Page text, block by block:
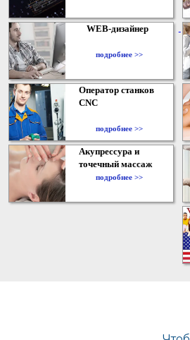
WEB-дизайнер
подробнее >>
Оператор станков
CNC
подробнее >>
Акупрессура и
точечный массаж
подробнее >>